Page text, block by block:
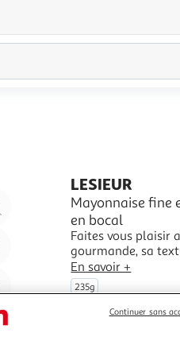
Agrandir
l'illustration
l'illustration
à
100
%
Partager
le
produit
LESIEUR
Mayonnaise fine
en bocal
Faites vous plaisir
gourmande, sa
d'oeuf. "La Douce"
sensation de
flacon souple "tête
En savoir +
235g
Vous
Continuer sans